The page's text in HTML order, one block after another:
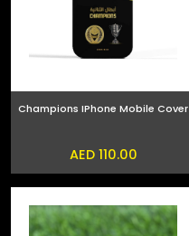
Champions IPhone Mobile Cover
AED 110.00